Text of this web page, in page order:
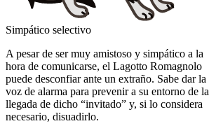
Simpático selectivo
A pesar de ser muy amistoso y simpático a la
hora de comunicarse, el Lagotto Romagnolo
puede desconfiar ante un extraño. Sabe dar la
voz de alarma para prevenir a su entorno de la
llegada de dicho “invitado” y, si lo considera
necesario, disuadirlo.